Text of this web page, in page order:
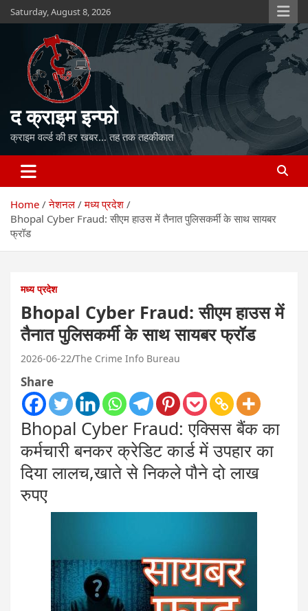
Skip
to
Saturday, August 8, 2026
द क्राइम इन्फो
क्राइम वर्ल्ड की हर खबर… तह तक तहकीकात
Home नेशनल
मध्य प्रदेश
Bhopal Cyber Fraud: सीएम हाउस में तैनात पुलिसकर्मी के साथ सायबर
फ्रॉड
मध्य प्रदेश
Bhopal Cyber Fraud: सीएम हाउस में
तैनात पुलिसकर्मी के साथ सायबर फ्रॉड
2026-06-22 The Crime Info Bureau
Share
Bhopal Cyber Fraud: एक्सिस बैंक का
कर्मचारी बनकर क्रेडिट कार्ड में उपहार का
दिया लालच,खाते से निकले पौने दो लाख
रुपए